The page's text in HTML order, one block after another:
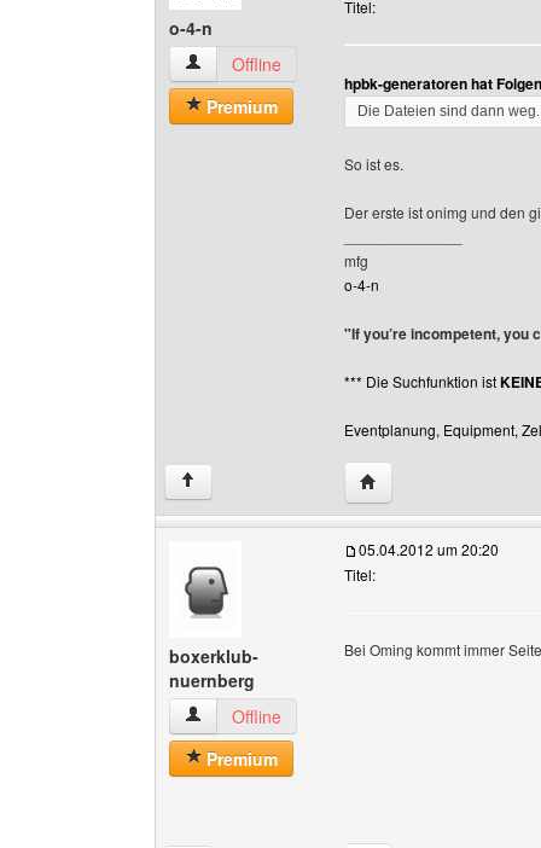
o-4-n
o-4-n Benutzer-Profile anzeigen
Offline
Premium
Titel:
hpbk-generatoren hat
Die Dateien sind dann
So ist es.
Der erste ist onimg und den
mfg
o-4-n
"If you’re incompetent, you
*** Die Suchfunktion ist
Eventplanung, Equipment,
↑ Website dieses
boxerklub-
nuernberg
boxerklub-nuernberg Benutzer-Profile
Offline
Premium
05.04.2012 um 20:20
Titel:
Bei Oming kommt immer